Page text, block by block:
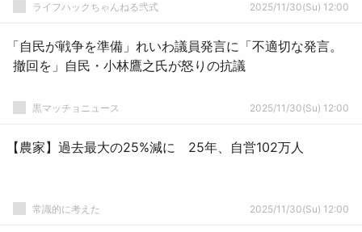
ライフハックちゃんねる弐式 2025/11/30(Su) 12:00
「自民が戦争を準備」れいわ議員発言に「不適切な発言。
撤回を」自民・小林鷹之氏が怒りの抗議
黒マッチョニュース 2025/11/30(Su) 12:00
【農家】過去最大の25%減に 25年、自営102万人
常識的に考えた 2025/11/30(Su) 12:00